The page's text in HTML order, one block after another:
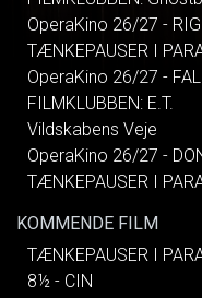
OperaKino 26/27 -
TÆNKEPAUSER I
OperaKino 26/27 -
FILMKLUBBEN: E.T.
Vildskabens Veje
OperaKino 26/27 -
TÆNKEPAUSER I
KOMMENDE FILM
TÆNKEPAUSER I
8½ - CIN